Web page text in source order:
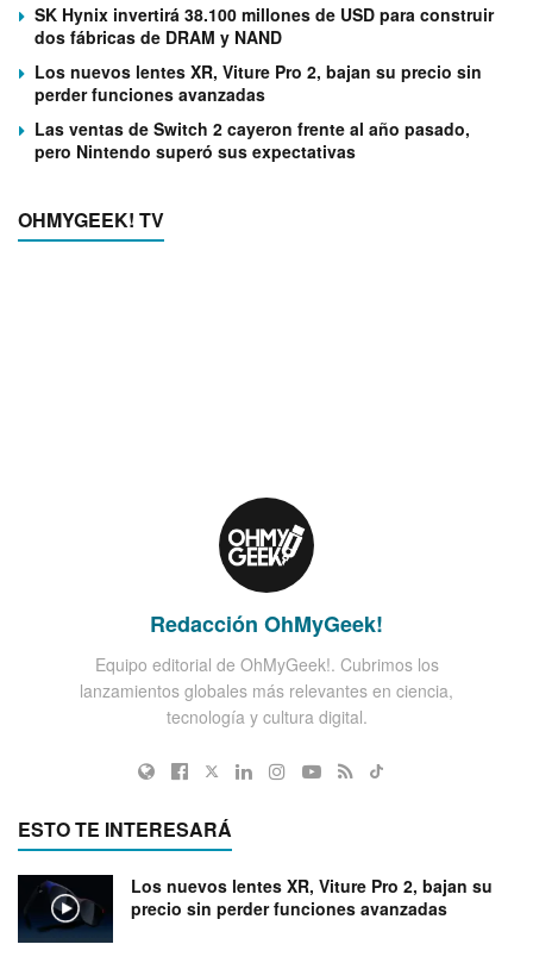
SK Hynix invertirá 38.100 millones de USD para construir
dos fábricas de DRAM y NAND
Los nuevos lentes XR, Viture Pro 2, bajan su precio sin
perder funciones avanzadas
Las ventas de Switch 2 cayeron frente al año pasado,
pero Nintendo superó sus expectativas
OHMYGEEK! TV
Redacción OhMyGeek!
Equipo editorial de OhMyGeek!. Cubrimos los
lanzamientos globales más relevantes en ciencia,
tecnología y cultura digital.
ESTO TE INTERESARÁ
Los nuevos lentes XR, Viture Pro 2, bajan su
precio sin perder funciones avanzadas